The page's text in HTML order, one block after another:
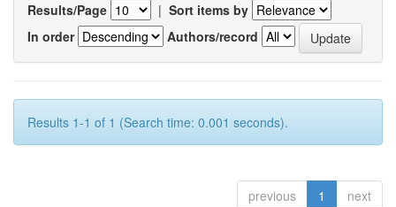
Results/Page | Sort items by
In order
Authors/record
Results 1-1 of 1 (Search time: 0.001 seconds).
previous 1 next